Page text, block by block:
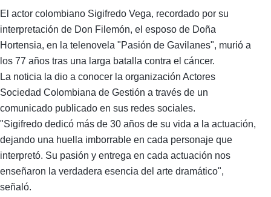
El actor colombiano Sigifredo Vega, recordado por su
interpretación de Don Filemón, el esposo de Doña
Hortensia, en la telenovela "Pasión de Gavilanes", murió a
los 77 años tras una larga batalla contra el cáncer.
La noticia la dio a conocer la organización Actores
Sociedad Colombiana de Gestión a través de un
comunicado publicado en sus redes sociales.
"Sigifredo dedicó más de 30 años de su vida a la actuación,
dejando una huella imborrable en cada personaje que
interpretó. Su pasión y entrega en cada actuación nos
enseñaron la verdadera esencia del arte dramático",
señaló.